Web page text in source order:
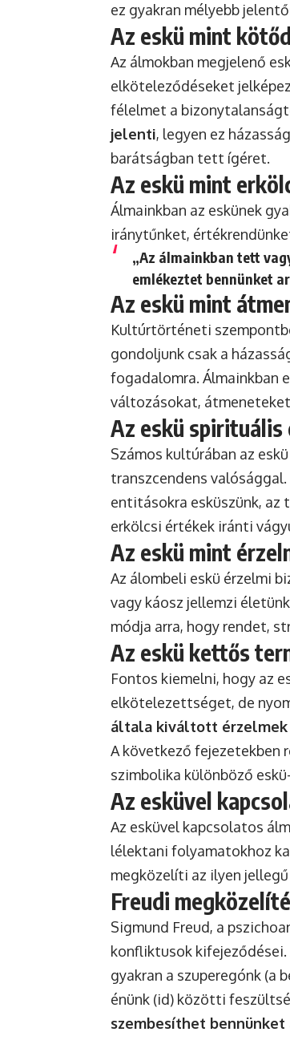
ez gyakran mélyebb
Az eskü mint
Az álmokban megjelenő
elköteleződéseket
félelmet a
jelenti, legyen ez
barátságban tett ígéret.
Az eskü mint
Álmainkban az eskünek
iránytűnket,
„Az álmainkban tett
emlékeztet bennünket
Az eskü mint
Kultúrtörténeti
gondoljunk csak a
fogadalomra. Álmainkban
változásokat,
Az eskü spirituális
Számos kultúrában az
transzcendens
entitásokra esküszünk, az
erkölcsi értékek iránti
Az eskü mint
Az álombeli eskü érzelmi
vagy káosz jellemzi
módja arra, hogy rendet,
Az eskü kettős
Fontos kiemelni, hogy az
elkötelezettséget, de
általa kiváltott érzelmek
A következő fejezetekben
szimbolika különböző
Az esküvel
Az esküvel kapcsolatos
lélektani folyamatokhoz
megközelíti az ilyen
Freudi
Sigmund Freud, a
konfliktusok
gyakran a szuperegónk (a
énünk (id) közötti
szembesíthet